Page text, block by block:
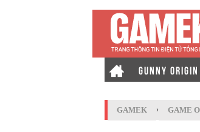
GUNNY ORIGIN
GAMEK › GAME